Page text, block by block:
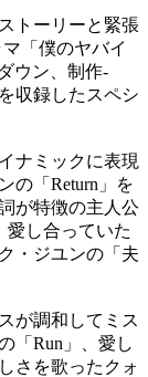
トーリーと緊張
「僕のヤバイ
ウン、制作-
収録したスペシ
ナミックに表現
の「Return」を
が特徴の主人公
愛し合っていた
・ジユンの「夫
が調和してミス
「Run」、愛し
さを歌ったクォ